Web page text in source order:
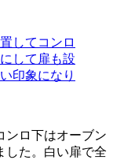
ンロ下はオーブン
した。白い扉で全